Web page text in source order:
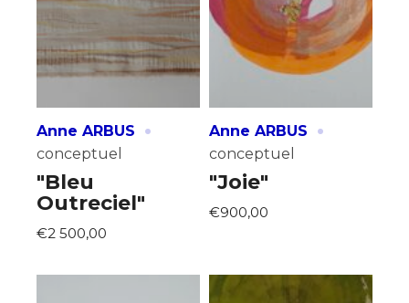
Anne ARBUS ·
conceptuel
"Bleu
Outreciel"
€2 500,00
Anne ARBUS ·
conceptuel
"Joie"
€900,00